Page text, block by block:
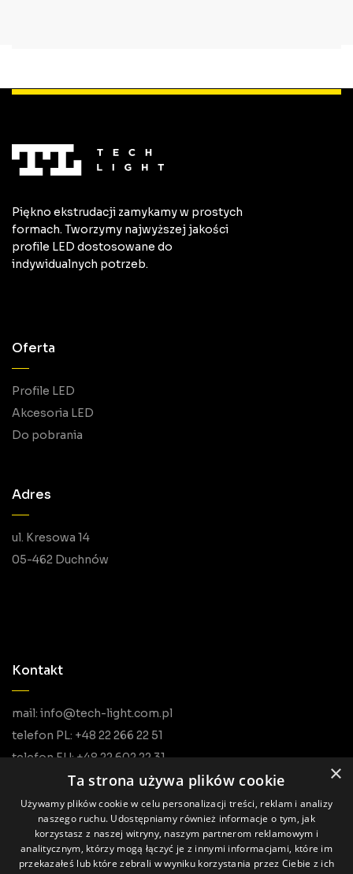
Piękno ekstrudacji zamykamy w prostych
formach. Tworzymy najwyższej jakości
profile LED dostosowane do
indywidualnych potrzeb.
Oferta
Profile LED
Akcesoria LED
Do pobrania
Adres
ul. Kresowa 14
05-462 Duchnów
Kontakt
mail: info@tech-light.com.pl
telefon PL: +48 22 266 22 51
telefon EU: +48 22 602 22 31
×
Ta strona używa plików cookie
Używamy plików cookie w celu personalizacji treści, reklam i analizy
naszego ruchu. Udostępniamy również informacje o tym, jak
korzystasz z naszej witryny, naszym partnerom reklamowym i
analitycznym, którzy mogą łączyć je z innymi informacjami, które im
przekazałeś lub które zebrali w wyniku korzystania przez Ciebie z ich